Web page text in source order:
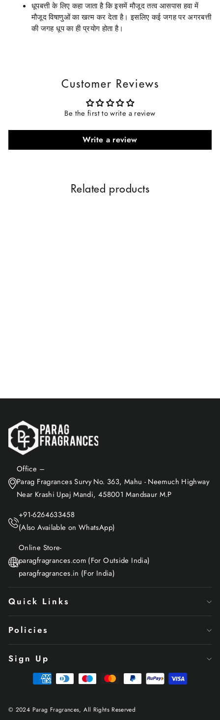
धूपबत्ती के लिए कहा जाता है कि इसमें मौजूद तत्व आसपास हवा में
मौजूद विषाणुओं का खत्म कर देता है। इसलिए कई जगह पर अगरबत्ती
की जगह धूप का ही प्रयोग होता है।
Customer Reviews
Be the first to write a review
Write a review
Related products
Office –
Parag Fragrances Survy No. 363, Mahu - Neemuch Highway
Near Krashi Upaj Mandi, 458001 Mandsaur M.P
+91-6264633458
(Also Available on WhatsApp)
Online Store-
paragfragrances.com (For Outside India)
paragfragrances.in (For India)
Quick Links
Policies
Sign Up
© 2024 Parag Fragrances, All Rights Reserved